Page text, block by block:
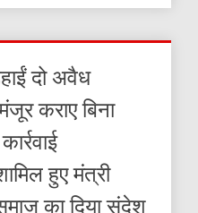
दो अवैध
कराए बिना
हुए मंत्री
का दिया संदेश